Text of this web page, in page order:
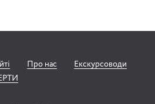
Про нас
Екскурсоводи